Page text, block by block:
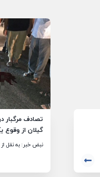
تصادف مرگبار
گیلان از وقوع
فوت در محور
نبض خبر: به نقل